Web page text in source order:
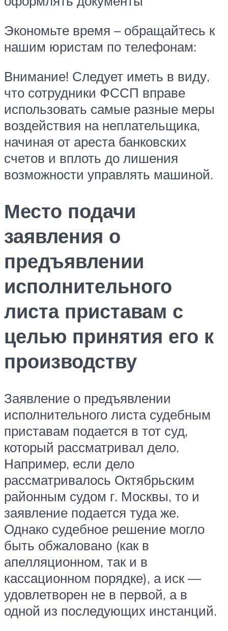
Экономьте время – обращайтесь к
нашим юристам по телефонам:
Внимание! Следует иметь в виду,
что сотрудники ФССП вправе
использовать самые разные меры
воздействия на неплательщика,
начиная от ареста банковских
счетов и вплоть до лишения
возможности управлять машиной.
Место подачи
заявления о
предъявлении
исполнительного
листа приставам с
целью принятия его к
производству
Заявление о предъявлении
исполнительного листа судебным
приставам подается в тот суд,
который рассматривал дело.
Например, если дело
рассматривалось Октябрьским
районным судом г. Москвы, то и
заявление подается туда же.
Однако судебное решение могло
быть обжаловано (как в
апелляционном, так и в
кассационном порядке), а иск —
удовлетворен не в первой, а в
одной из последующих инстанций.